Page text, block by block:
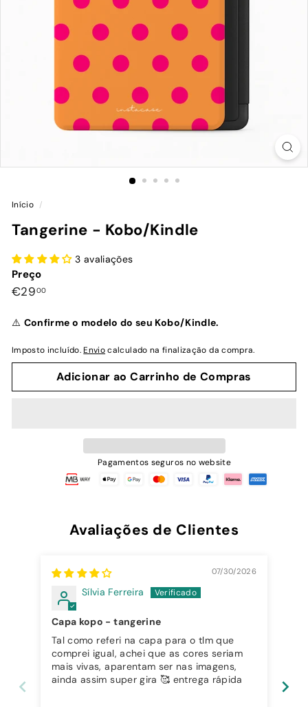
Início /
Tangerine - Kobo/Kindle
3 avaliações
Preço
Preço
€2900€29,00
⚠️ Confirme o modelo do seu Kobo/Kindle.
Imposto incluído.Enviocalculado na finalização da compra.
Adicionar ao Carrinho de Compras
Pagamentos seguros no website
Avaliações de Clientes
07/30/2026
Sílvia Ferreira
Capa kopo - tangerine
Tal como referi na capa para o tlm que
comprei igual, achei que as cores seriam
mais vivas, aparentam ser nas imagens,
ainda assim super gira 🥰 entrega rápida